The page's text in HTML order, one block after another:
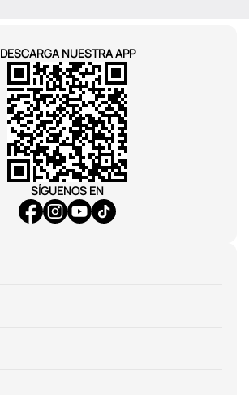
DESCARGA NUESTRA APP
SÍGUENOS EN